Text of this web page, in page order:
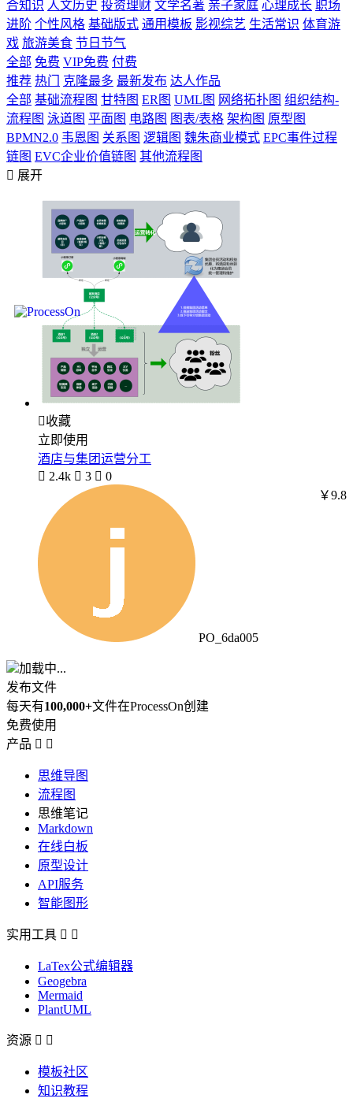
合知识 人文历史 投资理财 文学名著 亲子家庭 心理成长 职场
进阶 个性风格 基础版式 通用模板 影视综艺 生活常识 体育游
戏 旅游美食 节日节气
全部 免费 VIP免费 付费
推荐 热门 克隆最多 最新发布 达人作品
全部 基础流程图 甘特图 ER图 UML图 网络拓扑图 组织结构-
流程图 泳道图 平面图 电路图 图表/表格 架构图 原型图
BPMN2.0 韦恩图 关系图 逻辑图 魏朱商业模式 EPC事件过程
链图 EVC企业价值链图 其他流程图
 展开
收藏
立即使用
酒店与集团运营分工
 2.4k  3  0
PO_6da005
￥9.8
加载中...
发布文件
每天有100,000+文件在ProcessOn创建
免费使用
产品  
思维导图
流程图
思维笔记
Markdown
在线白板
原型设计
API服务
智能图形
实用工具  
LaTex公式编辑器
Geogebra
Mermaid
PlantUML
资源  
模板社区
知识教程